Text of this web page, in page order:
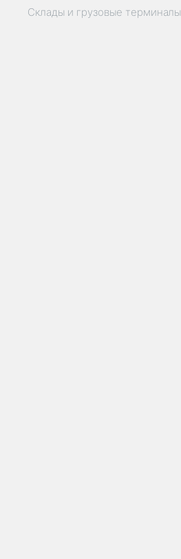
Склады и грузовые терминалы